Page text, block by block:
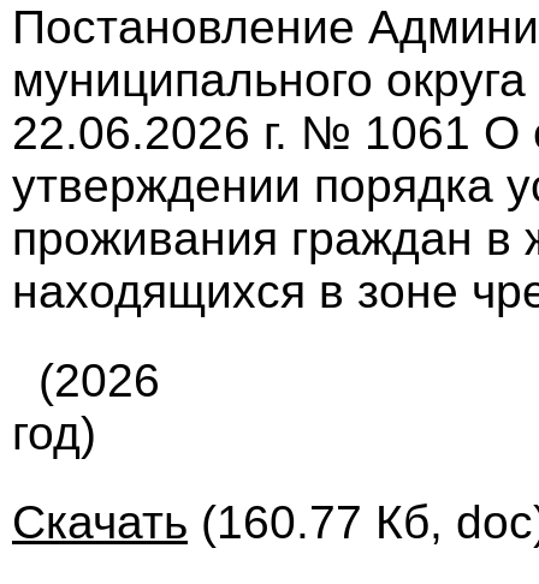
Постановление
муниципального
22.06.2026 г. № 1061 О
утверждении порядка
проживания граждан
находящихся в зоне
(2026
год)
Скачать (160.77 Кб,